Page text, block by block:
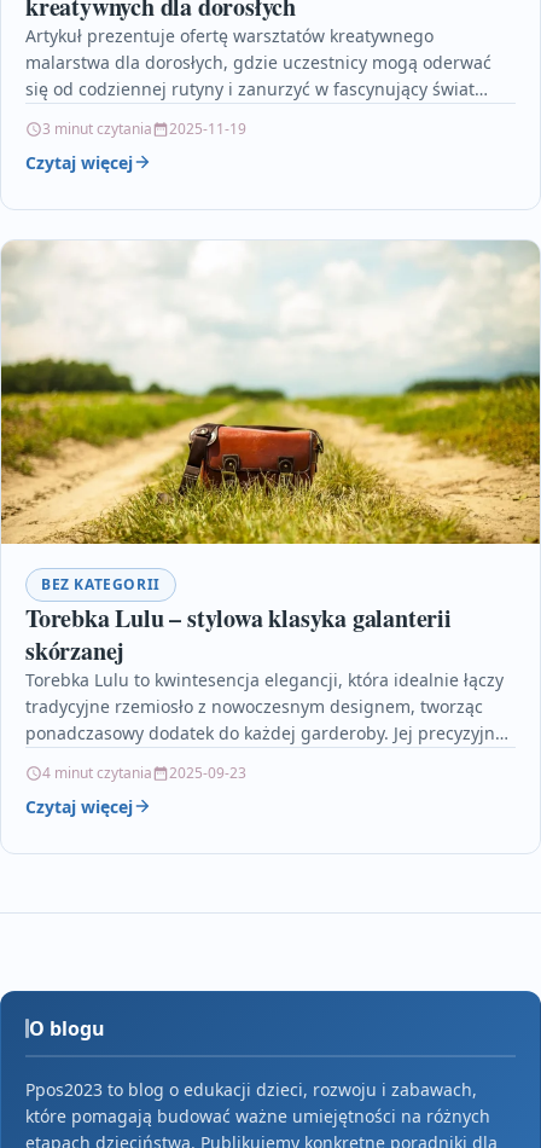
Artykuł prezentuje ofertę warsztatów kreatywnego
malarstwa dla dorosłych, gdzie uczestnicy mogą oderwać
się od codziennej rutyny i zanurzyć w fascynujący świat
3 minut czytania 2025-11-19
Czytaj więcej
BEZ KATEGORII
Torebka Lulu – stylowa klasyka galanterii
skórzanej
Torebka Lulu to kwintesencja elegancji, która idealnie łączy
tradycyjne rzemiosło z nowoczesnym designem, tworząc
ponadczasowy dodatek do każdej garderoby. Jej precyzyjne
4 minut czytania 2025-09-23
Czytaj więcej
O blogu
Ppos2023 to blog o edukacji dzieci, rozwoju i zabawach,
które pomagają budować ważne umiejętności na różnych
etapach dzieciństwa. Publikujemy konkretne poradniki dla